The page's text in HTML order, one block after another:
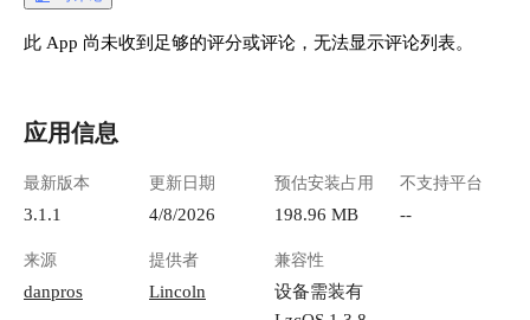
此 App 尚未收到足够的评分或评论，无法显示评论列表。
应用信息
最新版本
3.1.1
更新日期
4/8/2026
预估安装占用
198.96 MB
不支持平台
--
来源
danpros
提供者
Lincoln
兼容性
设备需装有